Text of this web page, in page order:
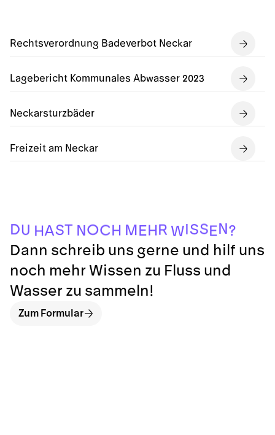
Rechtsverordnung Badeverbot Neckar
Lagebericht Kommunales Abwasser 2023
Neckarsturzbäder
Freizeit am Neckar
DU HAST NOCH M EHR WISSEN?
Dann schreib uns gerne und hilf uns
noch mehr Wissen zu Fluss und
Wasser zu sammeln!
Zum Formular